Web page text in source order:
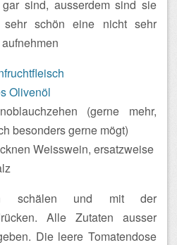
sind, ausserdem sind sie
schön eine nicht sehr
Olivenöl
(gerne mehr,
besonders gerne mögt)
Weisswein, ersatzweise
schälen und mit der
Alle Zutaten ausser
Die leere Tomatendose